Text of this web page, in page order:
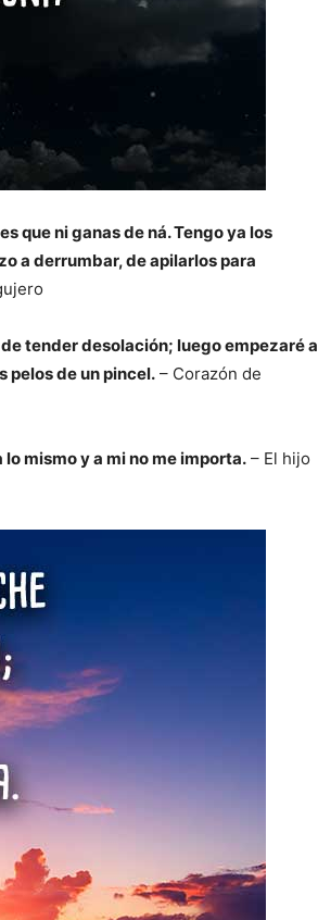
que ni ganas de ná. Tengo ya los
a derrumbar, de apilarlos para
tender desolación; luego empezaré a
pelos de un pincel. – Corazón de
mismo y a mi no me importa. – El hijo